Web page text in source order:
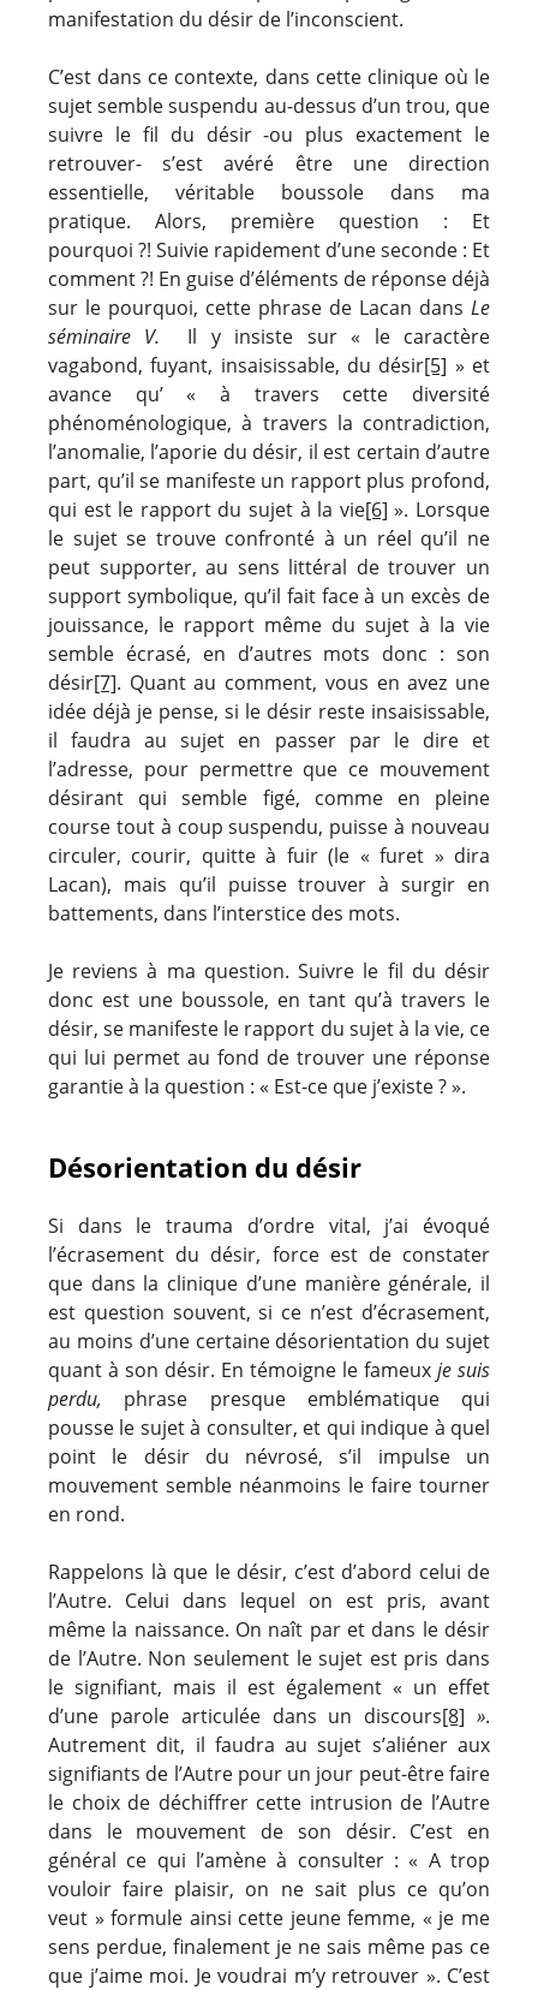
manifestation du désir de l’inconscient.
C’est dans ce contexte, dans cette clinique où le
sujet semble suspendu au-dessus d’un trou, que
suivre le fil du désir -ou plus exactement le
retrouver- s’est avéré être une direction
essentielle, véritable boussole dans ma
pratique. Alors, première question : Et
pourquoi ?! Suivie rapidement d’une seconde : Et
comment ?! En guise d’éléments de réponse déjà
sur le pourquoi, cette phrase de Lacan dans Le
séminaire V. Il y insiste sur « le caractère
vagabond, fuyant, insaisissable, du désir[5] » et
avance qu’ « à travers cette diversité
phénoménologique, à travers la contradiction,
l’anomalie, l’aporie du désir, il est certain d’autre
part, qu’il se manifeste un rapport plus profond,
qui est le rapport du sujet à la vie[6] ». Lorsque
le sujet se trouve confronté à un réel qu’il ne
peut supporter, au sens littéral de trouver un
support symbolique, qu’il fait face à un excès de
jouissance, le rapport même du sujet à la vie
semble écrasé, en d’autres mots donc : son
désir[7]. Quant au comment, vous en avez une
idée déjà je pense, si le désir reste insaisissable,
il faudra au sujet en passer par le dire et
l’adresse, pour permettre que ce mouvement
désirant qui semble figé, comme en pleine
course tout à coup suspendu, puisse à nouveau
circuler, courir, quitte à fuir (le « furet » dira
Lacan), mais qu’il puisse trouver à surgir en
battements, dans l’interstice des mots.
Je reviens à ma question. Suivre le fil du désir
donc est une boussole, en tant qu’à travers le
désir, se manifeste le rapport du sujet à la vie, ce
qui lui permet au fond de trouver une réponse
garantie à la question : « Est-ce que j’existe ? ».
Désorientation du désir
Si dans le trauma d’ordre vital, j’ai évoqué
l’écrasement du désir, force est de constater
que dans la clinique d’une manière générale, il
est question souvent, si ce n’est d’écrasement,
au moins d’une certaine désorientation du sujet
quant à son désir. En témoigne le fameux je suis
perdu, phrase presque emblématique qui
pousse le sujet à consulter, et qui indique à quel
point le désir du névrosé, s’il impulse un
mouvement semble néanmoins le faire tourner
en rond.
Rappelons là que le désir, c’est d’abord celui de
l’Autre. Celui dans lequel on est pris, avant
même la naissance. On naît par et dans le désir
de l’Autre. Non seulement le sujet est pris dans
le signifiant, mais il est également « un effet
d’une parole articulée dans un discours[8] ».
Autrement dit, il faudra au sujet s’aliéner aux
signifiants de l’Autre pour un jour peut-être faire
le choix de déchiffrer cette intrusion de l’Autre
dans le mouvement de son désir. C’est en
général ce qui l’amène à consulter : « A trop
vouloir faire plaisir, on ne sait plus ce qu’on
veut » formule ainsi cette jeune femme, « je me
sens perdue, finalement je ne sais même pas ce
que j’aime moi. Je voudrai m’y retrouver ». C’est